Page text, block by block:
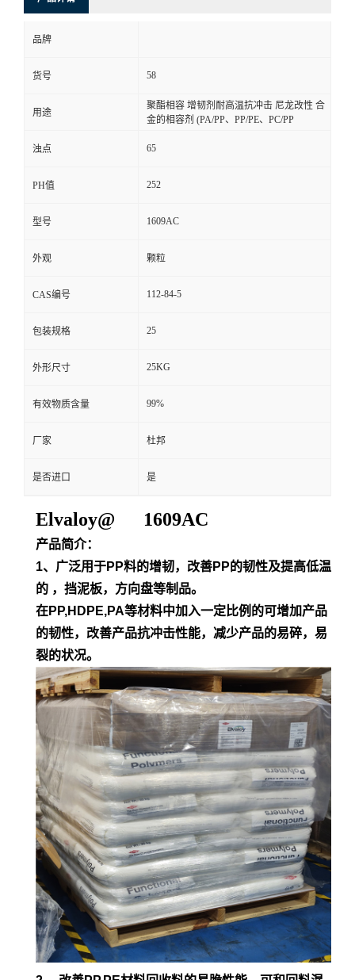
品牌
货号 58
用途
聚酯相容 增韧剂耐高温抗冲击 尼龙改性 合
金的相容剂 (PA/PP、PP/PE、PC/PP
浊点 65
PH值 252
型号 1609AC
外观 颗粒
CAS编号 112-84-5
包装规格 25
外形尺寸 25KG
有效物质含量 99%
厂家 杜邦
是否进口 是
Elvaloy@ 1609AC
产品简介：
1、广泛用于PP料的增韧，改善PP的韧性及提高低温
的 ，挡泥板，方向盘等制品。
在PP,HDPE,PA等材料中加入一定比例的可增加产品
的韧性，改善产品抗冲击性能，减少产品的易碎，易
裂的状况。